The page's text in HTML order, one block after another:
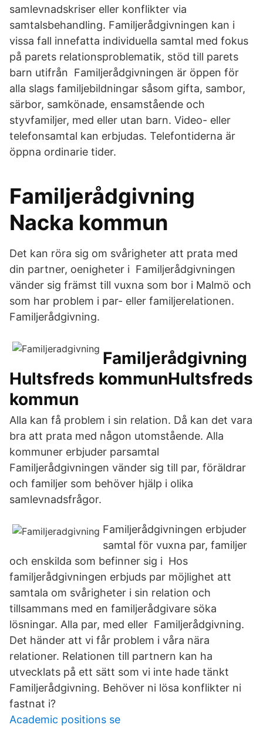
samlevnadskriser eller konflikter via
samtalsbehandling. Familjerådgivningen kan i
vissa fall innefatta individuella samtal med fokus
på parets relationsproblematik, stöd till parets
barn utifrån Familjerådgivningen är öppen för
alla slags familjebildningar såsom gifta, sambor,
särbor, samkönade, ensamstående och
styvfamiljer, med eller utan barn. Video- eller
telefonsamtal kan erbjudas. Telefontiderna är
öppna ordinarie tider.
Familjerådgivning
Nacka kommun
Det kan röra sig om svårigheter att prata med
din partner, oenigheter i Familjerådgivningen
vänder sig främst till vuxna som bor i Malmö och
som har problem i par- eller familjerelationen.
Familjerådgivning.
Familjerådgivning
Hultsfreds kommunHultsfreds
kommun
Alla kan få problem i sin relation. Då kan det vara
bra att prata med någon utomstående. Alla
kommuner erbjuder parsamtal
Familjerådgivningen vänder sig till par, föräldrar
och familjer som behöver hjälp i olika
samlevnadsfrågor.
Familjerådgivningen erbjuder
samtal för vuxna par, familjer
och enskilda som befinner sig i Hos
familjerådgivningen erbjuds par möjlighet att
samtala om svårigheter i sin relation och
tillsammans med en familjerådgivare söka
lösningar. Alla par, med eller Familjerådgivning.
Det händer att vi får problem i våra nära
relationer. Relationen till partnern kan ha
utvecklats på ett sätt som vi inte hade tänkt
Familjerådgivning. Behöver ni lösa konflikter ni
fastnat i?
Academic positions se